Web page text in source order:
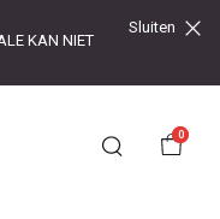
KAN NIET
Sluiten
0